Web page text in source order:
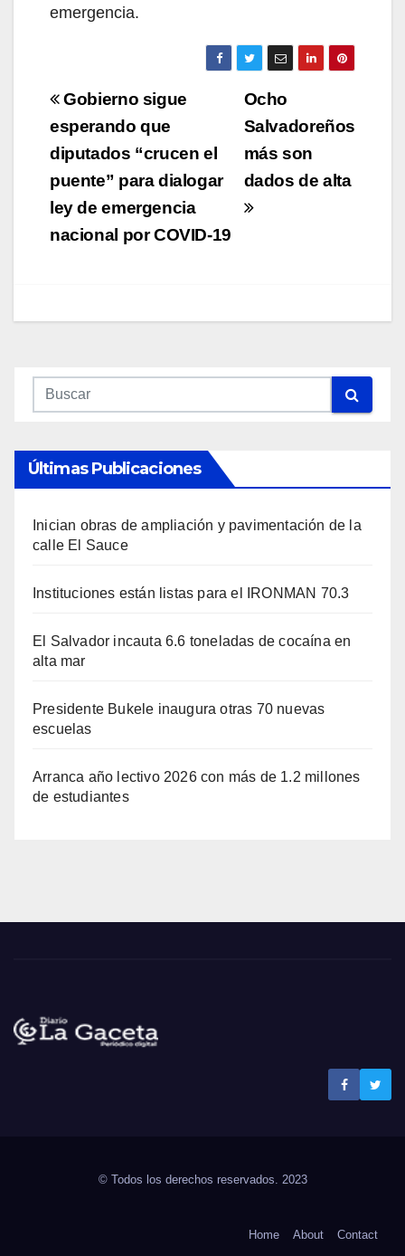
emergencia.
Navegación
de
entradas
Ocho
Salvadoreños
más son
dados de alta
Gobierno sigue
esperando que
diputados “crucen el
puente” para dialogar
ley de emergencia
nacional por COVID-19
Últimas Publicaciones
Inician obras de ampliación y pavimentación de la
calle El Sauce
Instituciones están listas para el IRONMAN 70.3
El Salvador incauta 6.6 toneladas de cocaína en
alta mar
Presidente Bukele inaugura otras 70 nuevas
escuelas
Arranca año lectivo 2026 con más de 1.2 millones
de estudiantes
© Todos los derechos reservados. 2023
Home About Contact